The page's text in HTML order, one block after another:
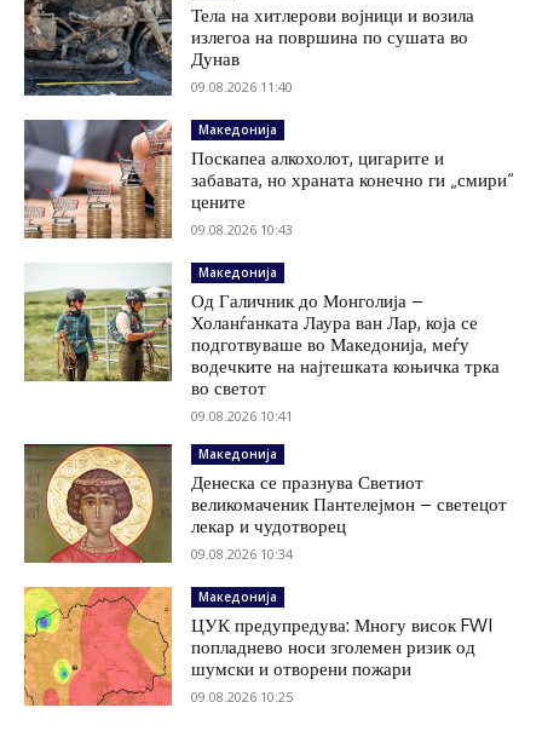
Тела на хитлерови војници и возила
излегоа на површина по сушата во
Дунав
09.08.2026 11:40
Македонија
Поскапеа алкохолот, цигарите и
забавата, но храната конечно ги „смири“
цените
09.08.2026 10:43
Македонија
Од Галичник до Монголија –
Холанѓанката Лаура ван Лар, која се
подготвуваше во Македонија, меѓу
водечките на најтешката коњичка трка
во светот
09.08.2026 10:41
Македонија
Денеска се празнува Светиот
великомаченик Пантелејмон – светецот
лекар и чудотворец
09.08.2026 10:34
Македонија
ЦУК предупредува: Многу висок FWI
попладнево носи зголемен ризик од
шумски и отворени пожари
09.08.2026 10:25